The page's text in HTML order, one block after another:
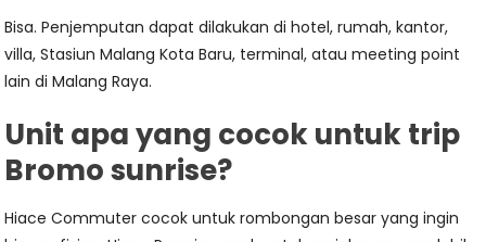
Bisa. Penjemputan dapat dilakukan di hotel, rumah, kantor,
villa, Stasiun Malang Kota Baru, terminal, atau meeting point
lain di Malang Raya.
Unit apa yang cocok untuk trip
Bromo sunrise?
Hiace Commuter cocok untuk rombongan besar yang ingin